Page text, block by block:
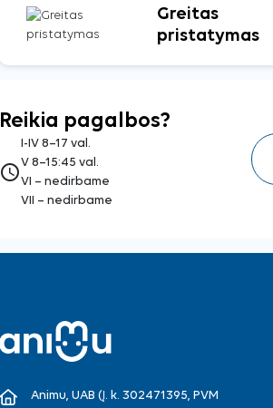
Greitas
pristatymas
Reikia pagalbos?
access_time
I-IV 8–17 val.
V 8–15:45 val.
VI – nedirbame
VII – nedirbame
Animu, UAB (Į. k. 302471395, PVM